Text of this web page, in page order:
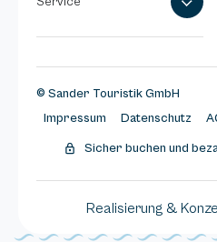
© Sander Touristik GmbH
Impressum
Datenschutz
Sicher buchen und
Realisierung &